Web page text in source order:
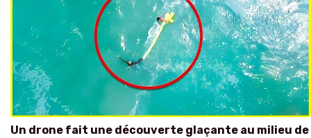
Un drone fait une découverte glaçante au milieu de